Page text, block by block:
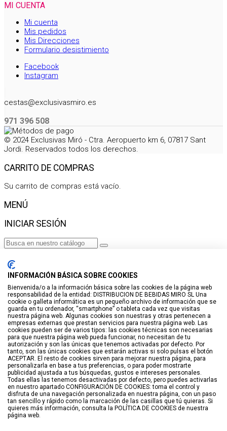
MI CUENTA
Mi cuenta
Mis pedidos
Mis Direcciones
Formulario desistimiento
Facebook
Instagram
cestas@exclusivasmiro.es
971 396 508
© 2024 Exclusivas Miró - Ctra. Aeropuerto km 6, 07817 Sant
Jordi. Reservados todos los derechos.
CARRITO DE COMPRAS
Su carrito de compras está vacío.
MENÚ
INICIAR SESIÓN
No se encontraron productos.
Iniciar sesión
VISTO RECIENTEMENTE
No hay productos
LISTA DE DESEOS
GUARDAR EN LISTA DE DESEOS
Crear
BUSCAR
Haga clic para más productos.
INFORMACIÓN BÁSICA SOBRE COOKIES
Bienvenida/o a la información básica sobre las cookies de la página web
responsabilidad de la entidad: DISTRIBUCION DE BEBIDAS MIRO SL Una
cookie o galleta informática es un pequeño archivo de información que se
guarda en tu ordenador, “smartphone” o tableta cada vez que visitas
nuestra página web. Algunas cookies son nuestras y otras pertenecen a
empresas externas que prestan servicios para nuestra página web. Las
cookies pueden ser de varios tipos: las cookies técnicas son necesarias
para que nuestra página web pueda funcionar, no necesitan de tu
autorización y son las únicas que tenemos activadas por defecto. Por
tanto, son las únicas cookies que estarán activas si solo pulsas el botón
ACEPTAR. El resto de cookies sirven para mejorar nuestra página, para
personalizarla en base a tus preferencias, o para poder mostrarte
publicidad ajustada a tus búsquedas, gustos e intereses personales.
Todas ellas las tenemos desactivadas por defecto, pero puedes activarlas
en nuestro apartado CONFIGURACIÓN DE COOKIES: toma el control y
disfruta de una navegación personalizada en nuestra página, con un paso
tan sencillo y rápido como la marcación de las casillas que tú quieras. Si
quieres más información, consulta la POLÍTICA DE COOKIES de nuestra
página web.